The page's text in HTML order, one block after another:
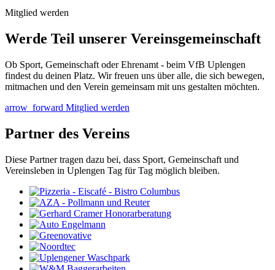
Mitglied werden
Werde Teil unserer Vereinsgemeinschaft
Ob Sport, Gemeinschaft oder Ehrenamt - beim VfB Uplengen
findest du deinen Platz. Wir freuen uns über alle, die sich bewegen,
mitmachen und den Verein gemeinsam mit uns gestalten möchten.
arrow_forward Mitglied werden
Partner des Vereins
Diese Partner tragen dazu bei, dass Sport, Gemeinschaft und
Vereinsleben in Uplengen Tag für Tag möglich bleiben.